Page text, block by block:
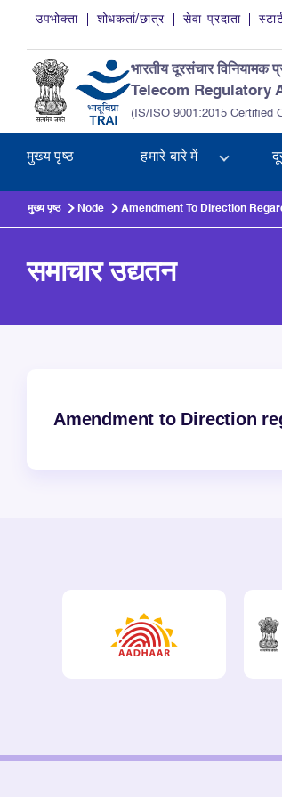
Skip to main content
उपभोक्ता शोधकर्ता/छात्र सेवा प्रदाता
भारतीय दूरसंचार विनियामक
Telecom Regulatory
(IS/ISO 9001:2015 Certified
मुख्य पृष्ठ हमारे बारे में
मुख्य पृष्ठ Node Amendment To Direction
समाचार उद्यतन
Amendment to Direction